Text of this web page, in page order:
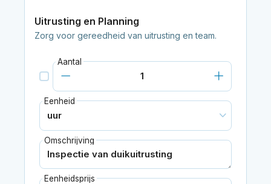
Uitrusting en Planning
Zorg voor gereedheid van uitrusting en team.
Aantal
Eenheid
Omschrijving
Eenheidsprijs